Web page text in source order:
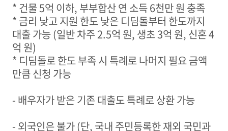
* 건물5억 이하, 부부합산 연 소득6천만 원 충족
* 금리 낮고 지원 한도 낮은 디딤돌부터 한도까지
대출 가능(일반 차주2.5억 원, 생초3억 원, 신혼4
억 원)
* 디딤돌로 한도 부족 시 특례로 나머지 필요 금액
만큼 신청 가능
- 배우자가 받은 기존 대출도 특례로 상환 가능
- 외국인은불가(단, 국내 주민등록한 재외 국민과